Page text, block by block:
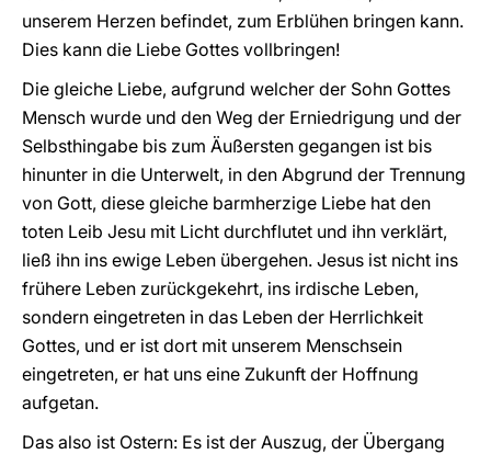
unserem Herzen befindet, zum Erblühen bringen kann.
Dies kann die Liebe Gottes vollbringen!
Die gleiche Liebe, aufgrund welcher der Sohn Gottes
Mensch wurde und den Weg der Erniedrigung und der
Selbsthingabe bis zum Äußersten gegangen ist bis
hinunter in die Unterwelt, in den Abgrund der Trennung
von Gott, diese gleiche barmherzige Liebe hat den
toten Leib Jesu mit Licht durchflutet und ihn verklärt,
ließ ihn ins ewige Leben übergehen. Jesus ist nicht ins
frühere Leben zurückgekehrt, ins irdische Leben,
sondern eingetreten in das Leben der Herrlichkeit
Gottes, und er ist dort mit unserem Menschsein
eingetreten, er hat uns eine Zukunft der Hoffnung
aufgetan.
Das also ist Ostern: Es ist der Auszug, der Übergang